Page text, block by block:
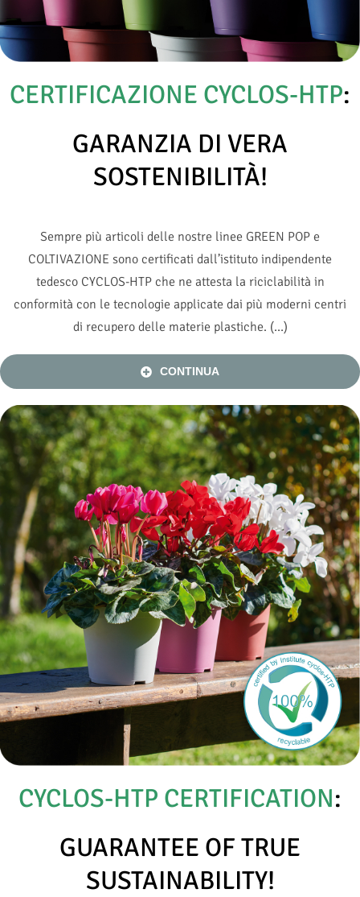
CERTIFICAZIONE CYCLOS-HTP:
GARANZIA DI VERA
SOSTENIBILITÀ!
Sempre più articoli delle nostre linee GREEN POP e
COLTIVAZIONE sono certificati dall’istituto indipendente
tedesco CYCLOS-HTP che ne attesta la riciclabilità in
conformità con le tecnologie applicate dai più moderni centri
di recupero delle materie plastiche. (…)
CONTINUA
CYCLOS-HTP CERTIFICATION:
GUARANTEE OF TRUE
SUSTAINABILITY!